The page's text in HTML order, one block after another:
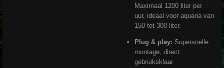
Maximaal 1200 liter per
uur, ideaal voor aquaria van
150 tot 300 liter.
Plug & play: Supersnelle
montage, direct
gebruiksklaar.